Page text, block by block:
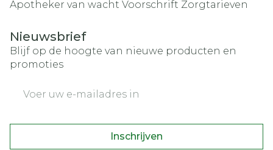
Apotheker van wacht Voorschrift Zorgtarieven
Nieuwsbrief
Blijf op de hoogte van nieuwe producten en
promoties
Inschrijven